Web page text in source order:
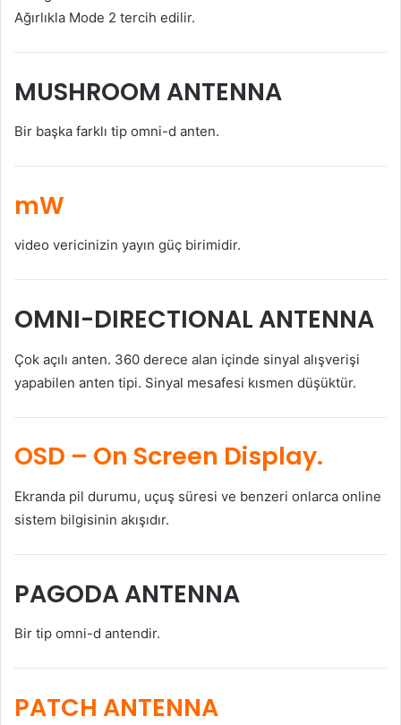
Ağırlıkla Mode 2 tercih edilir.
MUSHROOM ANTENNA
Bir başka farklı tip omni-d anten.
mW
video vericinizin yayın güç birimidir.
OMNI-DIRECTIONAL ANTENNA
Çok açılı anten. 360 derece alan içinde sinyal alışverişi
yapabilen anten tipi. Sinyal mesafesi kısmen düşüktür.
OSD – On Screen Display.
Ekranda pil durumu, uçuş süresi ve benzeri onlarca online
sistem bilgisinin akışıdır.
PAGODA ANTENNA
Bir tip omni-d antendir.
PATCH ANTENNA